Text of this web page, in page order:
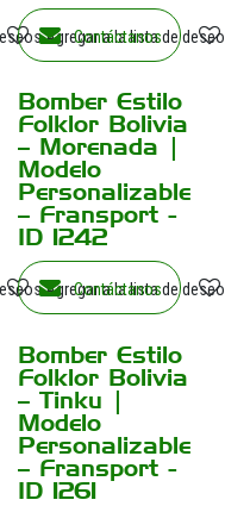
Agregar a la lista de
Contáctanos
Agregar a la lista de
¡Nuevo!
Bomber Estilo
Folklor Bolivia
– Morenada |
Modelo
Personalizable
– Fransport -
ID 1242
Contáctanos
¡Nuevo!
Bomber Estilo
Folklor Bolivia
– Tinku |
Modelo
Personalizable
– Fransport -
ID 1261